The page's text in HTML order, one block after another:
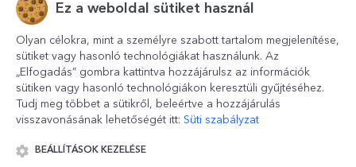
© 2016-2026 StarGift
Ez a weboldal sütiket használ
Olyan célokra, mint a személyre szabott tartalom megjelenítése,
sütiket vagy hasonló technológiákat használunk. Az
„Elfogadás” gombra kattintva hozzájárulsz az információk
sütiken vagy hasonló technológiákon keresztüli gyűjtéséhez.
Tudj meg többet a sütikről, beleértve a hozzájárulás
visszavonásának lehetőségét itt: Süti szabályzat
BEÁLLÍTÁSOK KEZELÉSE